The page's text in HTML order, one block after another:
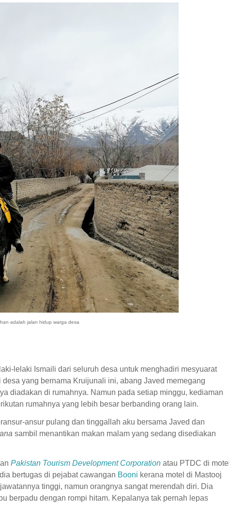
adalah jalan hidup warga desa
lelaki Ismaili dari seluruh desa untuk menghadiri mesyuarat
yang bernama Kruijunali ini, abang Javed memegang
diadakan di rumahnya. Namun pada setiap minggu, kediaman
rumahnya yang lebih besar berbanding orang lain.
ansur pulang dan tinggallah aku bersama Javed dan
sambil menantikan makan malam yang sedang disediakan
Pakistan Tourism Development Corporation atau PTDC di motel
bertugas di pejabat cawangan Booni kerana motel di Mastooj
tinggi, namun orangnya sangat merendah diri. Dia
berpadu dengan rompi hitam. Kepalanya tak pernah lepas